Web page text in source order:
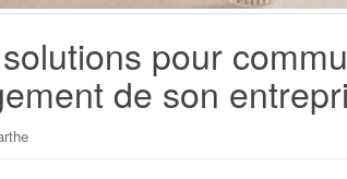
pour
de son